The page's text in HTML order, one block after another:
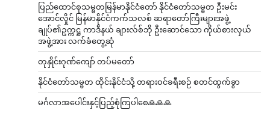
ပြည်ထောင်စုသမ္မတမြန်မာနိုင်ငံတော် နိုင်ငံတော်သမ္မတ ဦးမင်း
အောင်လှိုင် မြန်မာနိုင်ငံကက်သလစ် ဆရာတော်ကြီးများအဖွဲ့
ချုပ်၏ဥက္ကဋ္ဌ ကာဒီနယ် ချားလ်စ်ဘို ဦးဆောင်သော ကိုယ်စားလှယ်
အဖွဲ့အား လက်ခံတွေ့ဆုံ
တုနှိုင်းဂုဏ်ကျော် တပ်မတော်
နိုင်ငံတော်သမ္မတ ထိုင်းနိုင်ငံသို့ တရားဝင်ခရီးစဉ် စတင်ထွက်ခွာ
မင်္ဂလာအပေါင်းနှင့်ပြည့်စုံကြပါစေ🙏🙏🙏